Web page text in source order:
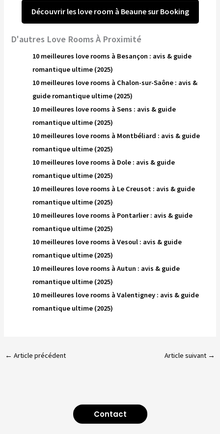
Découvrir les love room à Beaune sur Booking
D'autres Love Rooms À Proximité
10 meilleures love rooms à Besançon : avis & guide
romantique ultime (2025)
10 meilleures love rooms à Chalon-sur-Saône : avis &
guide romantique ultime (2025)
10 meilleures love rooms à Sens : avis & guide
romantique ultime (2025)
10 meilleures love rooms à Montbéliard : avis & guide
romantique ultime (2025)
10 meilleures love rooms à Dole : avis & guide
romantique ultime (2025)
10 meilleures love rooms à Le Creusot : avis & guide
romantique ultime (2025)
10 meilleures love rooms à Pontarlier : avis & guide
romantique ultime (2025)
10 meilleures love rooms à Vesoul : avis & guide
romantique ultime (2025)
10 meilleures love rooms à Autun : avis & guide
romantique ultime (2025)
10 meilleures love rooms à Valentigney : avis & guide
romantique ultime (2025)
← Article précédent Article suivant →
Contact